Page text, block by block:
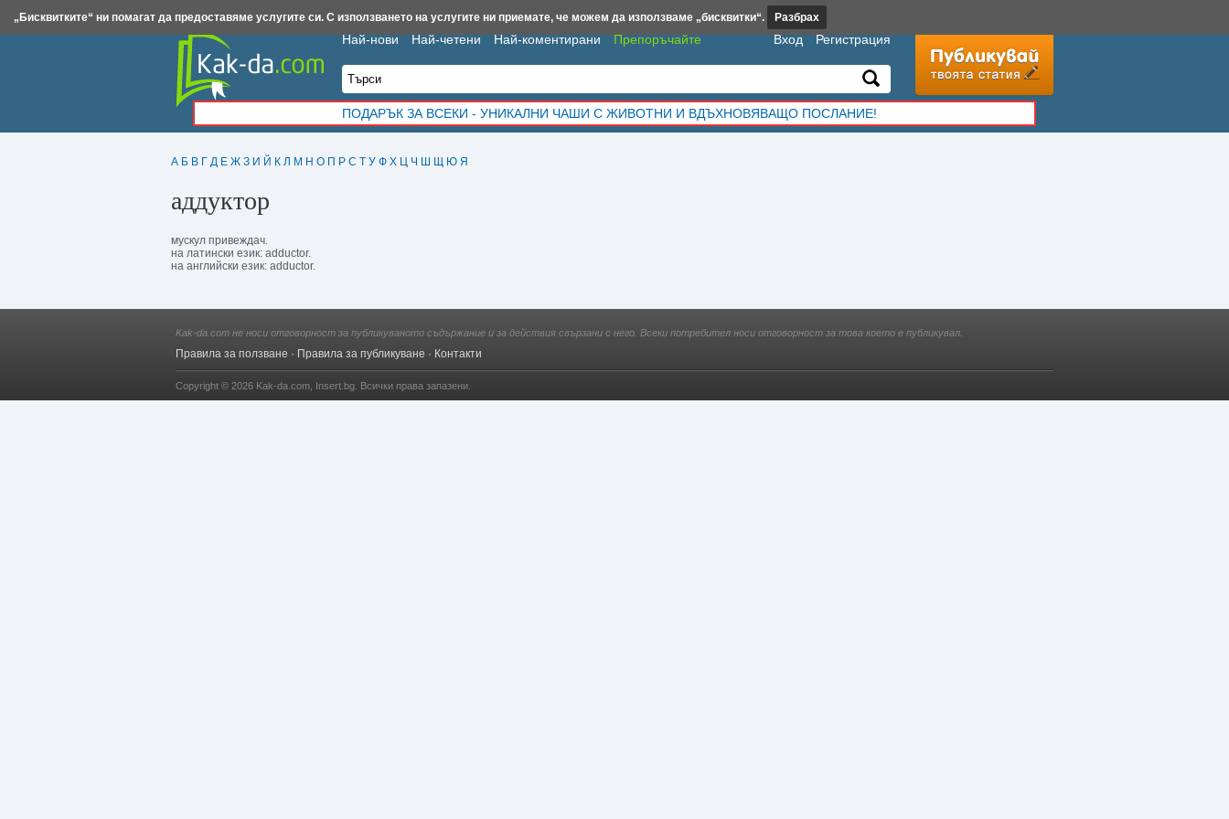
А Б В Г Д Е Ж З И Й К Л М Н О П Р С Т У Ф Х Ц Ч Ш Щ Ю Я
аддуктор
мускул привеждач.
на латински език: adductor.
на английски език: adductor.
Най-нови Най-четени Най-коментирани Препоръчайте Вход Регистрация
ПОДАРЪК ЗА ВСЕКИ - УНИКАЛНИ ЧАШИ С ЖИВОТНИ И ВДЪХНОВЯВАЩО ПОСЛАНИЕ!
Insert.bg Framar.bg Kak-da.com Iztochnik.com BauBau.bg NewAge.bg
Kak-da.com не носи отговорност за публикуваното съдържание и за действия свързани с него. Всеки потребител носи отговорност за това което е публикувал.
Правила за ползване · Правила за публикуване · Контакти
Copyright © 2026 Kak-da.com Insert.bg . Всички права запазени.
„Бисквитките“ ни помагат да предоставяме услугите си. С използването на услугите ни приемате, че можем да използваме „бисквитки“. Разбрах